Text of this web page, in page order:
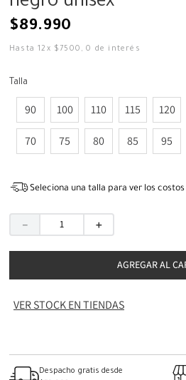
$89.990
Hasta12 x $ 7500 ,0 de interés
Talla
90 100 110 115 120
70 75 80 85 95
Seleciona una talla para ver los
＋
－
AGREGAR AL
VER STOCK EN TIENDAS
Despacho gratis desde